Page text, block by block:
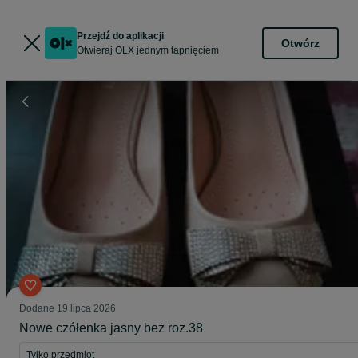
Przejdź do aplikacji
Otwieraj OLX jednym tapnięciem
Otwórz
Dodane 19 lipca 2026
Nowe czółenka jasny beż roz.38
Tylko przedmiot